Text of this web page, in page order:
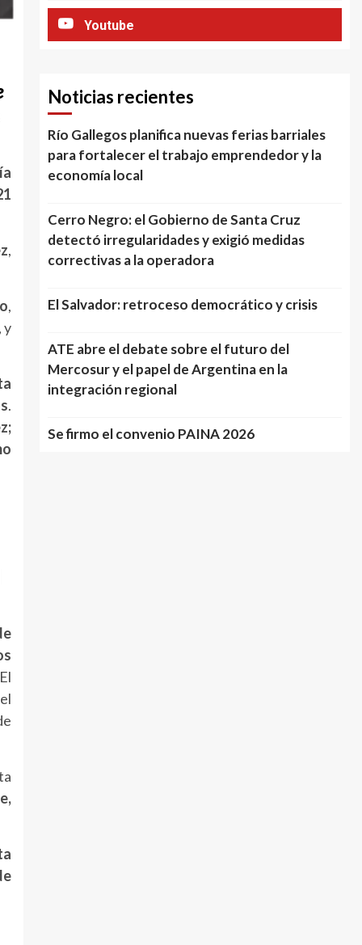
,
,
, y
.
Youtube
Noticias recientes
Río Gallegos planifica nuevas ferias barriales
para fortalecer el trabajo emprendedor y la
economía local
Cerro Negro: el Gobierno de Santa Cruz
detectó irregularidades y exigió medidas
correctivas a la operadora
El Salvador: retroceso democrático y crisis
ATE abre el debate sobre el futuro del
Mercosur y el papel de Argentina en la
integración regional
Se firmo el convenio PAINA 2026